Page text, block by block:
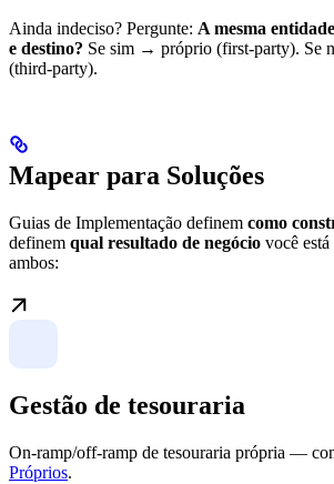
Ainda indeciso? Pergunte: A mesma
e destino? Se sim → próprio (first-party). Se
(third-party).
Mapear para Soluções
Guias de Implementação definem como
definem qual resultado de negócio você
ambos:
Gestão de tesouraria
On-ramp/off-ramp de tesouraria própria —
Próprios.